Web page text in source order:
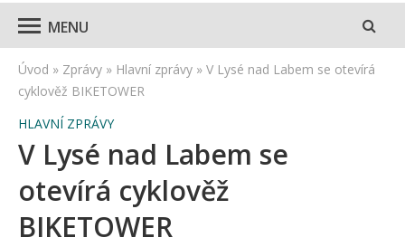
MENU
Úvod » Zprávy » Hlavní zprávy » V Lysé nad Labem se otevírá
cyklověž BIKETOWER
HLAVNÍ ZPRÁVY
V Lysé nad Labem se
otevírá cyklověž
BIKETOWER